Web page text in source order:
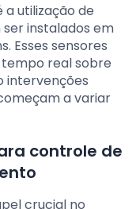
utilização de
instalados em
Esses sensores
real sobre
intervenções
a variar
controle de
crucial no